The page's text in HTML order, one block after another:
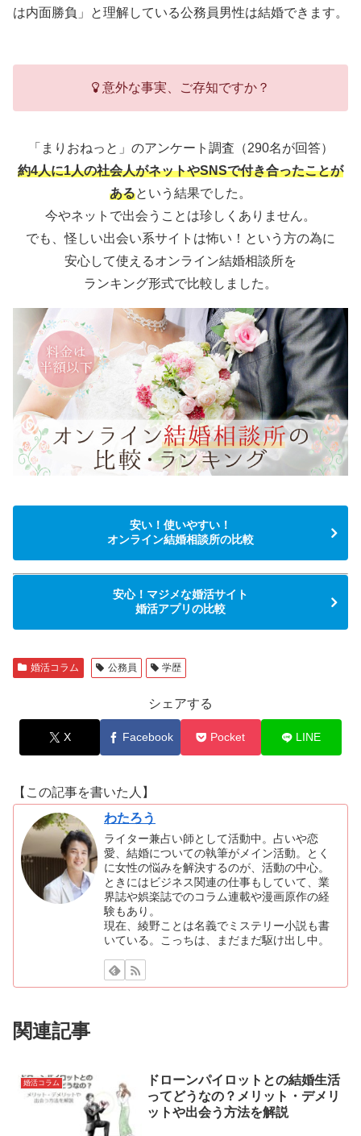
は内面勝負」と理解している公務員男性は結婚できます。
意外な事実、ご存知ですか？
「まりおねっと」のアンケート調査（290名が回答）
約4人に1人の社会人がネットやSNSで付き合ったことが
あるという結果でした。
今やネットで出会うことは珍しくありません。
でも、怪しい出会い系サイトは怖い！という方の為に
安心して使えるオンライン結婚相談所を
ランキング形式で比較しました。
安い！使いやすい！
オンライン結婚相談所の比較
安心！マジメな婚活サイト
婚活アプリの比較
婚活コラム 公務員 学歴
シェアする
X Facebook Pocket LINE
【この記事を書いた人】
わたろう
ライター兼占い師として活動中。占いや恋
愛、結婚についての執筆がメイン活動。とく
に女性の悩みを解決するのが、活動の中心。
ときにはビジネス関連の仕事もしていて、業
界誌や娯楽誌でのコラム連載や漫画原作の経
験もあり。
現在、綾野ことは名義でミステリー小説も書
いている。こっちは、まだまだ駆け出し中。
関連記事
婚活コラム
ドローンパイロットとの結婚生活
ってどうなの？メリット・デメリ
ットや出会う方法を解説